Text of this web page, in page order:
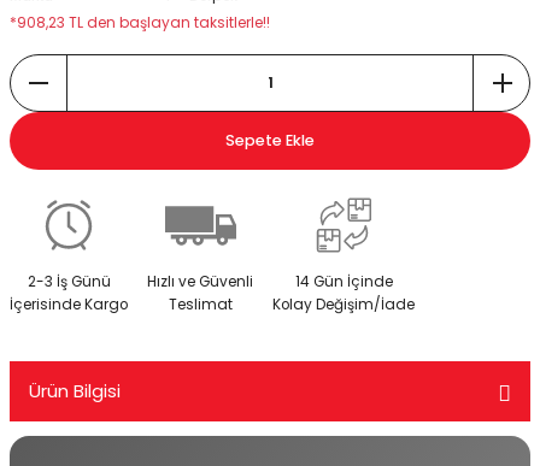
*908,23 TL den başlayan taksitlerle!!
Sepete Ekle
2-3 İş Günü
İçerisinde Kargo
Hızlı ve Güvenli
Teslimat
14 Gün İçinde
Kolay Değişim/İade
Ürün Bilgisi